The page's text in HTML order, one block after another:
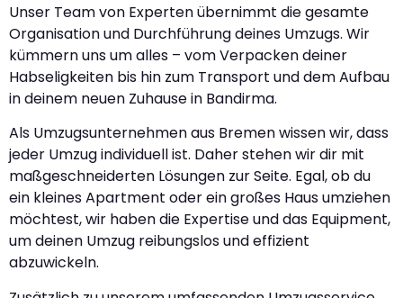
Unser Team von Experten übernimmt die gesamte
Organisation und Durchführung deines Umzugs. Wir
kümmern uns um alles – vom Verpacken deiner
Habseligkeiten bis hin zum Transport und dem Aufbau
in deinem neuen Zuhause in Bandirma.
Als Umzugsunternehmen aus Bremen wissen wir, dass
jeder Umzug individuell ist. Daher stehen wir dir mit
maßgeschneiderten Lösungen zur Seite. Egal, ob du
ein kleines Apartment oder ein großes Haus umziehen
möchtest, wir haben die Expertise und das Equipment,
um deinen Umzug reibungslos und effizient
abzuwickeln.